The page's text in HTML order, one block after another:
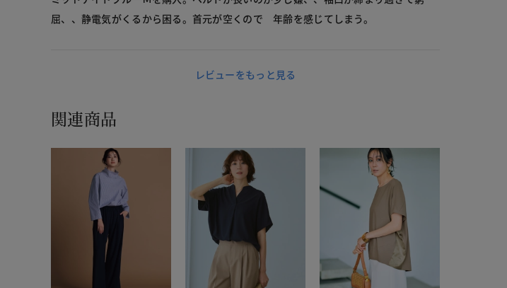
屈、、静電気がくるから困る。首元が空くので 年齢を感じてしまう。
レビューをもっと見る
関連商品